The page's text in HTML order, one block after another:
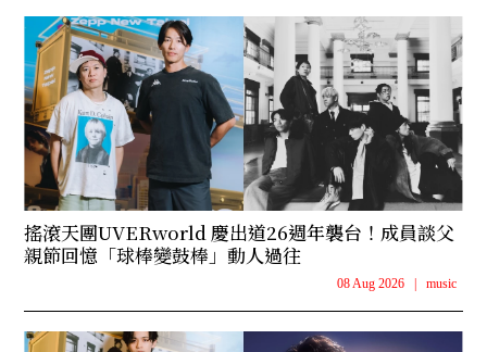
搖滾天團UVERworld 慶出道26週年襲台！成員談父
親節回憶「球棒變鼓棒」動人過往
08 Aug 2026 music